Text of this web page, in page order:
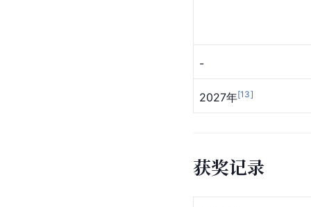
-
2027年[13]
获奖记录